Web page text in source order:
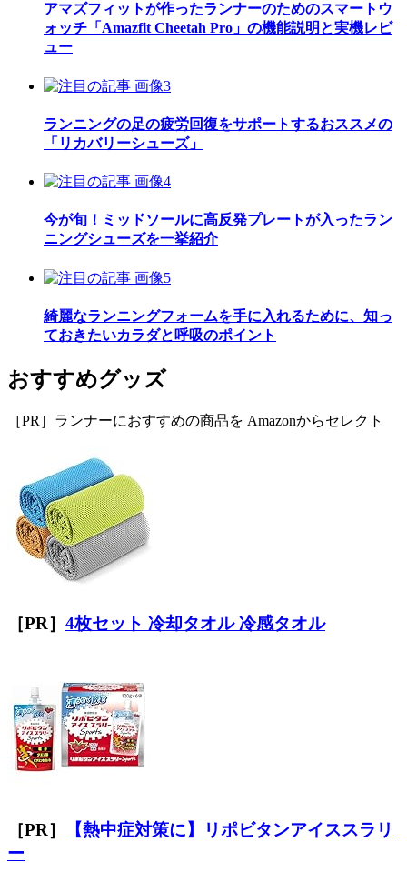
アマズフィットが作ったランナーのためのスマートウ
ォッチ「Amazfit Cheetah Pro」の機能説明と実機レビ
ュー
ランニングの足の疲労回復をサポートするおススメの
「リカバリーシューズ」
今が旬！ミッドソールに高反発プレートが入ったラン
ニングシューズを一挙紹介
綺麗なランニングフォームを手に入れるために、知っ
ておきたいカラダと呼吸のポイント
おすすめグッズ
［PR］ランナーにおすすめの商品を Amazonからセレクト
［PR］ 4枚セット 冷却タオル 冷感タオル
［PR］
【熱中症対策に】リポビタンアイススラリ
ー